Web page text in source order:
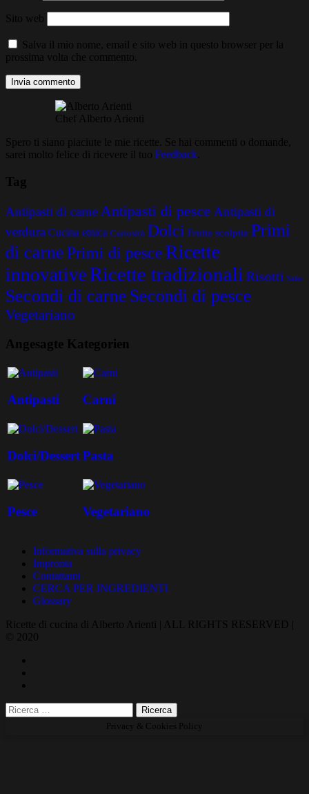
Sito web
Salva il mio nome, email e sito web in questo browser per la
prossima volta che commento.
Chef Alberto Arienti
Spero ti siano piaciute le mie ricette. Se hai commenti o domande,
sarei molto felice di ricevere il tuo Feedback
Tag
Antipasti di carne Antipasti di pesce Antipasti di
verdura Cucina etnica Curiosità Dolci Frutta scolpita Primi
di carnePrimi di pesceRicette
innovativeRicette tradizionali Risotti Salse
Secondi di carne Secondi di pesce
Vegetariano
Angesagte Kategorien
Antipasti Carni
Dolci/DessertPasta
Pesce Vegetariano
Informativa sulla privacy
Impronta
Contattami
CERCA PER INGREDIENTI
Glossary
Ricette di cucina di Alberto Arienti | ALL RIGHTS RESERVED |
© 2020
Privacy & Cookies Policy